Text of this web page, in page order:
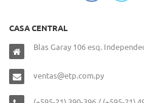
CASA CENTRAL
Blas Garay 106 esq.
ventas@etp.com.py